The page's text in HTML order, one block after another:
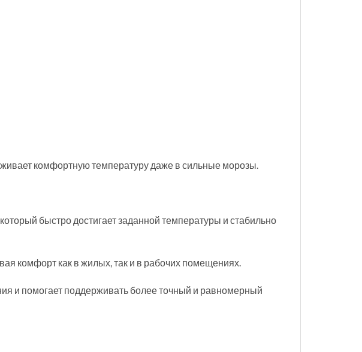
комфортную температуру даже в сильные морозы.
быстро достигает заданной температуры и стабильно
комфорт как в жилых, так и в рабочих помещениях.
и помогает поддерживать более точный и равномерный